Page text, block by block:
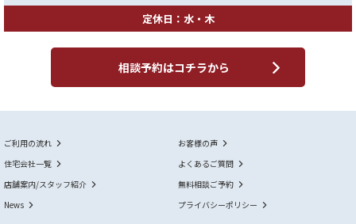
定休日：水・木
相談予約はコチラから
ご利用の流れ
お客様の声
住宅会社一覧
よくあるご質問
店舗案内/スタッフ紹介
無料相談ご予約
News
プライバシーポリシー